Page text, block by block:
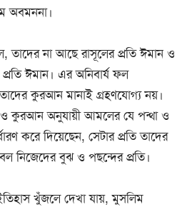
অবমননা।
তাদের না আছে রাসূলের প্রতি ঈমান ও
ঈমান। এর অনিবার্য ফল
কুরআন মানাই গ্রহণযোগ্য নয়।
কুরআন অনুযায়ী আমলের যে পন্থা ও
করে দিয়েছেন, সেটার প্রতি তাদের
নিজেদের বুঝ ও পছন্দের প্রতি।
খুঁজলে দেখা যায়, মুসলিম